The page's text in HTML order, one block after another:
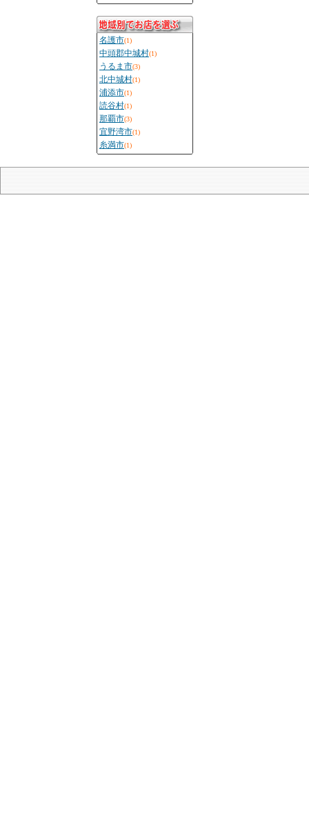
名護市(1)
中頭郡中城村(1)
うるま市(3)
北中城村(1)
浦添市(1)
読谷村(1)
那覇市(3)
宜野湾市(1)
糸満市(1)